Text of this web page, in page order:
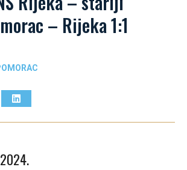
– Rijeka 1:1